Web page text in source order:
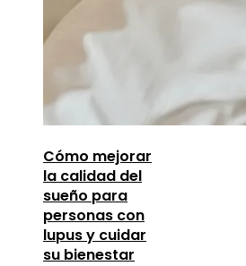
Cómo mejorar
la calidad del
sueño para
personas con
lupus y cuidar
su bienestar